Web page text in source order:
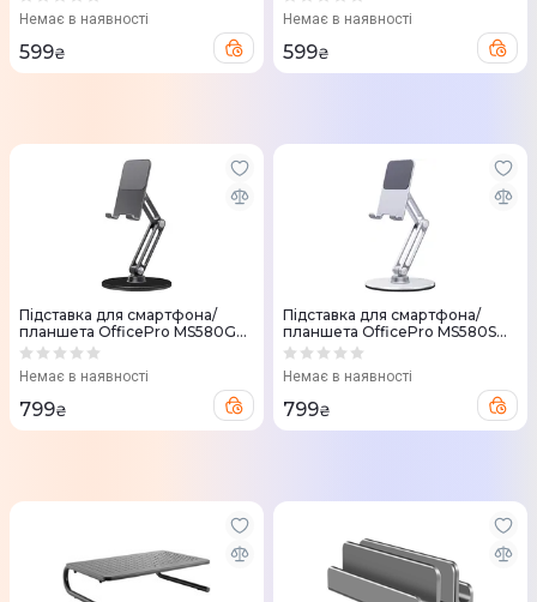
Немає в наявності
599₴
Немає в наявності
599₴
Підставка для смартфона/
планшета OfficePro MS580G
(Grey)
Немає в наявності
799₴
Підставка для смартфона/
планшета OfficePro MS580S
(Silver)
Немає в наявності
799₴